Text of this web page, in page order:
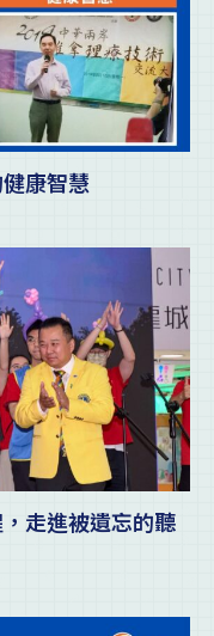
康智慧
走進被遺忘的聽